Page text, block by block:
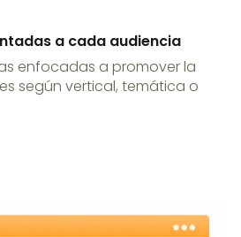
a cada audiencia
enfocadas a promover la
según vertical, temática o